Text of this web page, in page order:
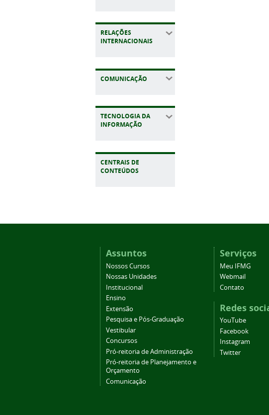
RELAÇÕES
INTERNACIONAIS
COMUNICAÇÃO
TECNOLOGIA DA
INFORMAÇÃO
CENTRAIS DE
CONTEÚDOS
Assuntos
Nossos Cursos
Nossas Unidades
Institucional
Ensino
Extensão
Pesquisa e Pós-Graduação
Vestibular
Concursos
Pró-reitoria de Administração
Pró-reitoria de Planejamento e
Orçamento
Comunicação
Serviços
Meu IFMG
Webmail
Contato
Redes
YouTube
Facebook
Instagram
Twitter